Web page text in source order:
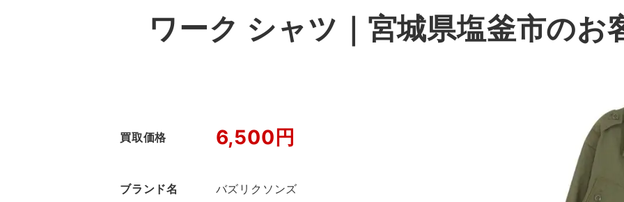
ワーク シャツ｜宮城県塩釜市のお
買取価格 6,500円
ブランド名 バズリクソンズ